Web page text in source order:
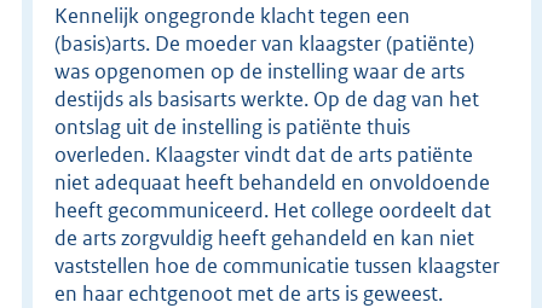
Kennelijk ongegronde klacht tegen een
(basis)arts. De moeder van klaagster (patiënte)
was opgenomen op de instelling waar de arts
destijds als basisarts werkte. Op de dag van het
ontslag uit de instelling is patiënte thuis
overleden. Klaagster vindt dat de arts patiënte
niet adequaat heeft behandeld en onvoldoende
heeft gecommuniceerd. Het college oordeelt dat
de arts zorgvuldig heeft gehandeld en kan niet
vaststellen hoe de communicatie tussen klaagster
en haar echtgenoot met de arts is geweest.